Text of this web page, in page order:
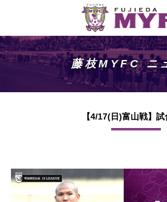
藤枝MYFC ニ
【4/17(日)富山戦】